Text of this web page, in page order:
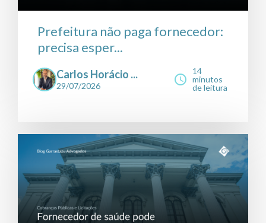
Prefeitura não paga fornecedor:
precisa esper...
Carlos Horácio ...
29/07/2026
14
minutos
de leitura